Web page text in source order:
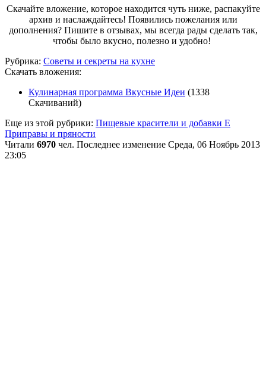
Скачайте вложение, которое находится чуть ниже, распакуйте
архив и наслаждайтесь! Появились пожелания или
дополнения? Пишите в отзывах, мы всегда рады сделать так,
чтобы было вкусно, полезно и удобно!
Рубрика: Советы и секреты на кухне
Скачать вложения:
Кулинарная программа Вкусные Идеи (1338
Скачиваний)
Еще из этой рубрики: Пищевые красители и добавки Е
Приправы и пряности
Читали 6970 чел. Последнее изменение Среда, 06 Ноябрь 2013
23:05